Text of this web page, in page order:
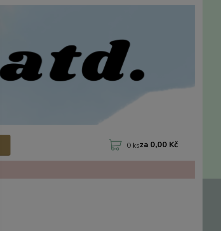
0 ksza 0,00 Kč